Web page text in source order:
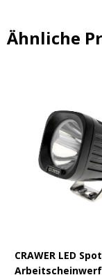
Ähnliche
CRAWER LED